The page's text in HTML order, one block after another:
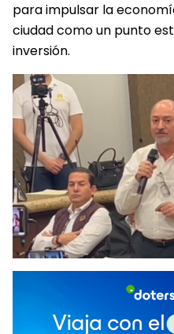
para impulsar la
ciudad como un punto
inversión.